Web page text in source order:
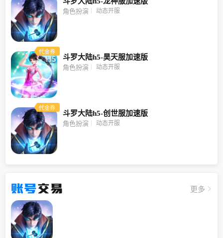
角色扮演 动态开服
代金券
斗罗大陆h5-昊天服加速版
角色扮演 动态开服
代金券
斗罗大陆h5-创世服加速版
角色扮演 动态开服
账号交易 更多